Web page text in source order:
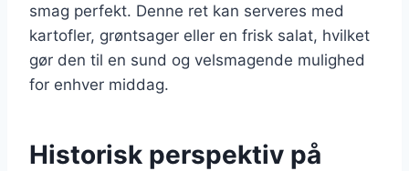
smag perfekt. Denne ret kan serveres med
kartofler, grøntsager eller en frisk salat, hvilket
gør den til en sund og velsmagende mulighed
for enhver middag.
Historisk perspektiv på